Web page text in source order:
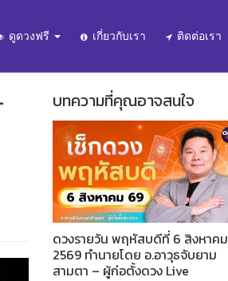
ดูดวงฟรี เกี่ยวกับเรา ติดต่อเรา
บทความที่คุณอาจสนใจ
ดวงรายวัน พฤหัสบดีที่ 6 สิงหาคม
2569 ทำนายโดย อ.อาวุธจับยาม
สามตา – ผู้ก่อตั้งดวง Live